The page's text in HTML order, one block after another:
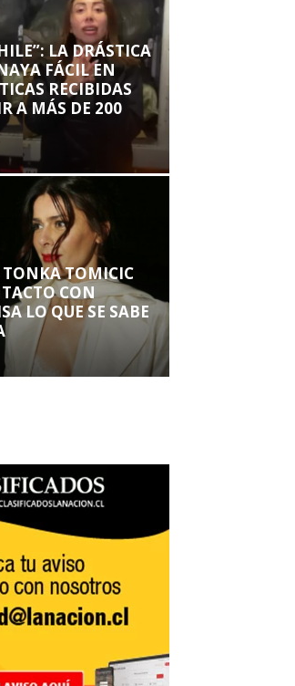
LA DRÁSTICA
FÁCIL EN
RECIBIDAS
A MÁS DE 200
TONKA TOMICIC
CON
LO QUE SE SABE